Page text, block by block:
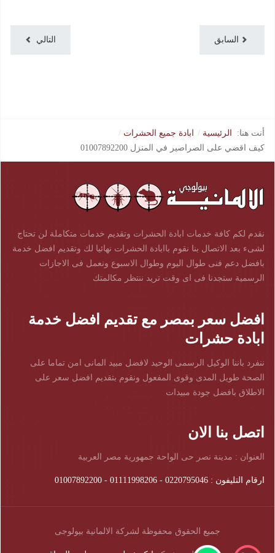
السابق التالي
أنت هنا: الرئيسية
ابادة جميع الحشرات
كيف اقضي على الصراصير في المنزل 01007892200
نقدم لكم كافة خدمات ابادة الحشرات وتقديم خدمات متكاملة لن تحتاج
لشىء بعد الاتصال بنا نقوم باابادة الحشرات نهائيا لك وتقديم افضل خدمة
بافضل دعم فنى طوال اليوم وطوال الاسبوع ونعمل فى الاجازات
الرسمية ستجدنا فى اى وقت تريد ننتظر مكالمتك
افضل سعر بمصر مع تقديم افضل خدمة
ابادة حشرات
ننفرد باننا الوكيل الرسمى الوحيد لافضل مبيد المانى امن تماما على
الصحة طويل المدى وقوى المفعول ونقوم بتقديم افضل سعر على
الاطلاق بافضل جودة مبيدات
اتصل بنا الان
العنوان : مدينة نصر حى الواحة جمهورية مصر العربية
ارقام التليفون : 0220795046 - 01111998206 - 01007892200
جميع الحقوق محفوظة لشركة الالمانية بيولوجى